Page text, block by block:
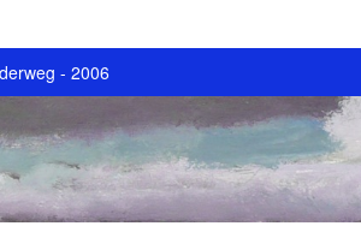
- 2006